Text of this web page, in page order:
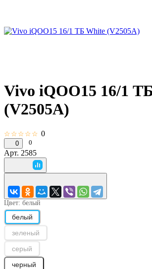
Vivo iQOO15 16/1
(V2505A)
☆☆☆☆☆ 0
0 0
Арт. 2585
Цвет: белый
белый
зеленый
серый
черный